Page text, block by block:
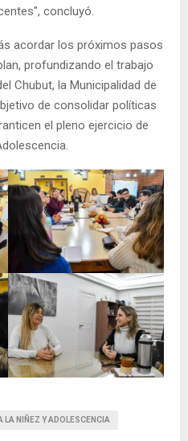
concluyó.
acordar los próximos pasos
profundizando el trabajo
Chubut, la Municipalidad de
de consolidar políticas
el pleno ejercicio de
LA NIÑEZ Y ADOLESCENCIA